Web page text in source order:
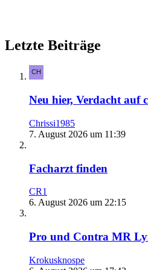
Letzte Beiträge
Neu hier, Verdacht auf
Chrissi1985
7. August 2026 um 11:39
Facharzt finden
CR1
6. August 2026 um 22:15
Pro und Contra MR
Krokusknospe